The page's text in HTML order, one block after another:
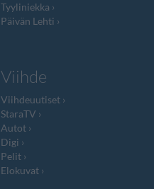
Tyyliniekka
Päivän Lehti
Viihde
Viihdeuutiset
StaraTV
Autot
Digi
Pelit
Elokuvat